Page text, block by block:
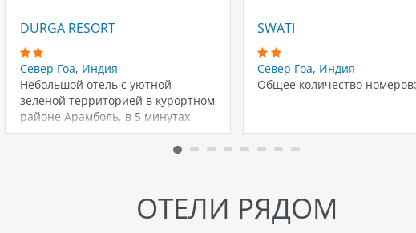
EST HEM)
DURGA RESORT
Север Гоа, Индия
Небольшой отель с уютной
зеленой территорией в курортном
районе Арамболь, в 5 минутах
ходьбы от…
SWATI
Север Гоа, Индия
Общее количество
ОТЕЛИ РЯДОМ